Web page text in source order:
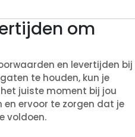
om
en levertijden bij
te houden, kun je
juiste moment bij jou
ervoor te zorgen dat je
voldoen.